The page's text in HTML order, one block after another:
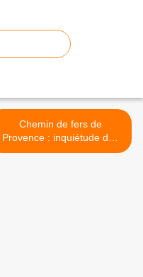
Chemin de fers de
Provence : inquiétude des
salariés >